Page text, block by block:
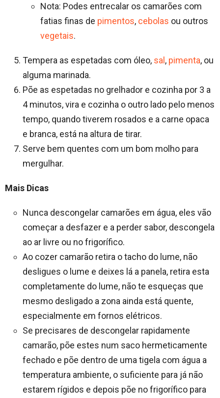
Nota: Podes entrecalar os camarões com
fatias finas de pimentos, cebolas ou outros
vegetais.
Tempera as espetadas com óleo, sal, pimenta, ou
alguma marinada.
Põe as espetadas no grelhador e cozinha por 3 a
4 minutos, vira e cozinha o outro lado pelo menos
tempo, quando tiverem rosados e a carne opaca
e branca, está na altura de tirar.
Serve bem quentes com um bom molho para
mergulhar.
Mais Dicas
Nunca descongelar camarões em água, eles vão
começar a desfazer e a perder sabor, descongela
ao ar livre ou no frigorífico.
Ao cozer camarão retira o tacho do lume, não
desligues o lume e deixes lá a panela, retira esta
completamente do lume, não te esqueças que
mesmo desligado a zona ainda está quente,
especialmente em fornos elétricos.
Se precisares de descongelar rapidamente
camarão, põe estes num saco hermeticamente
fechado e põe dentro de uma tigela com água a
temperatura ambiente, o suficiente para já não
estarem rígidos e depois põe no frigorífico para